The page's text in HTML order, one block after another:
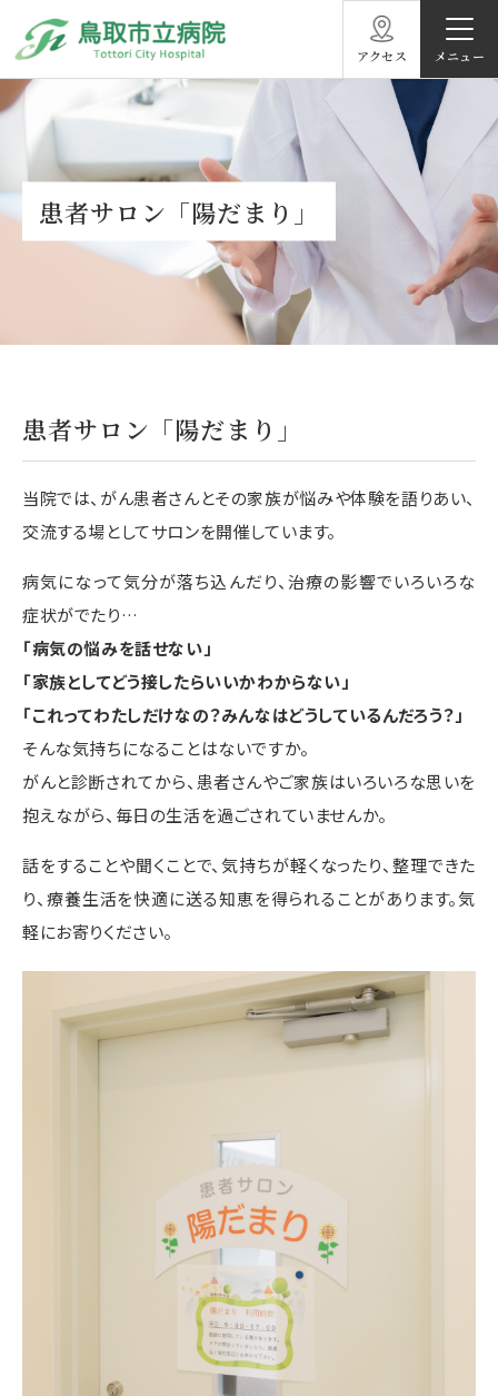
アクセス
患者サロン「陽だまり」
患者サロン「陽だまり」
当院では、がん患者さんとその家族が悩みや体験を語りあい、
交流する場としてサロンを開催しています。
病気になって気分が落ち込んだり、治療の影響でいろいろな
症状がでたり…
「病気の悩みを話せない」
「家族としてどう接したらいいかわからない」
「これってわたしだけなの？みんなはどうしているんだろう？」
そんな気持ちになることはないですか。
がんと診断されてから、患者さんやご家族はいろいろな思いを
抱えながら、毎日の生活を過ごされていませんか。
話をすることや聞くことで、気持ちが軽くなったり、整理できた
り、療養生活を快適に送る知恵を得られることがあります。気
軽にお寄りください。